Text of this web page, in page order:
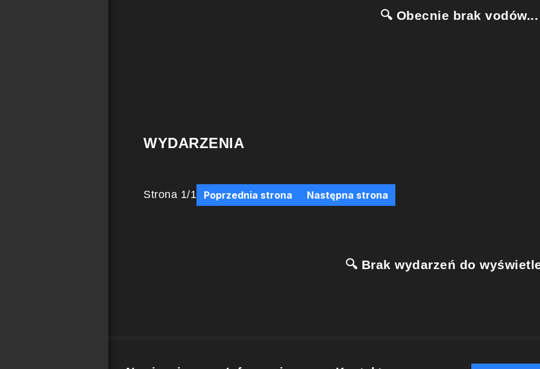
🔍 Obecnie brak vodów...
WYDARZENIA
Strona 1/1 Poprzednia strona Następna strona
🔍 Brak wydarzeń do